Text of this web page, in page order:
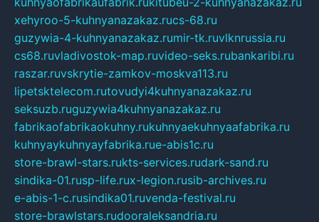
xehyroo-5-kuhnyanazakaz.rucs-68.ru
guzywia-4-kuhnyanazakaz.rumir-tk.ruvlknrussia.ru
cs68.ruvladivostok-map.ruvideo-seks.rubankaribi.ru
raszar.ruvskrytie-zamkov-moskva113.ru
lipetsktelecom.rutovudyi4kuhnyanazakaz.ru
seksuzb.ruguzywia4kuhnyanazakaz.ru
fabrikaofabrikaokuhny.rukuhnyaekuhnyaafabrika.ru
kuhnyaykuhnyayfabrika.rue-abis1c.ru
store-brawl-stars.rukts-services.rudark-sand.ru
sindika-01.rusp-life.rux-legion.rusib-archives.ru
e-abis-1-c.rusindika01.ruvenda-festival.ru
store-brawlstars.rudooraleksandria.ru